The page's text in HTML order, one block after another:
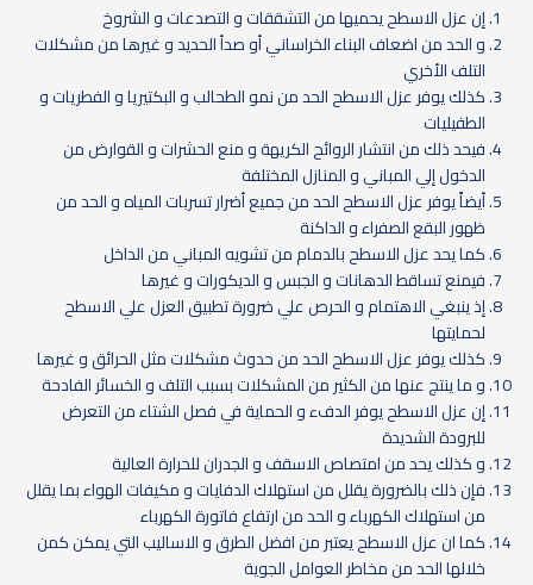
إن عزل الاسطح يحميها من التشققات و التصدعات و الشروخ
و الحد من اضعاف البناء الخراساني أو صدأ الحديد و غيرها من مشكلات
التلف الأخري
كذلك يوفر عزل الاسطح الحد من نمو الطحالب و البكتيريا و الفطريات و
الطفيليات
فيحد ذلك من انتشار الروائح الكريهة و منع الحشرات و القوارض من
الدخول إلي المباني و المنازل المختلفة
أيضاً يوفر عزل الاسطح الحد من جميع أضرار تسربات المياه و الحد من
ظهور البقع الصفراء و الداكنة
كما يحد عزل الاسطح بالدمام من تشويه المباني من الداخل
فيمنع تساقط الدهانات و الجبس و الديكورات و غيرها
إذ ينبغي الاهتمام و الحرص علي ضرورة تطبيق العزل علي الاسطح
لحمايتها
كذلك يوفر عزل الاسطح الحد من حدوث مشكلات مثل الحرائق و غيرها
و ما ينتج عنها من الكثير من المشكلات بسبب التلف و الخسائر الفادحة
إن عزل الاسطح يوفر الدفء و الحماية في فصل الشتاء من التعرض
للبرودة الشديدة
و كذلك يحد من امتصاص الاسقف و الجدران للحرارة العالية
فإن ذلك بالضرورة يقلل من استهلاك الدفايات و مكيفات الهواء بما يقلل
من استهلاك الكهرباء و الحد من ارتفاع فاتورة الكهرباء
كما ان عزل الاسطح يعتبر من افضل الطرق و الاساليب التي يمكن كمن
خلالها الحد من مخاطر العوامل الجوية